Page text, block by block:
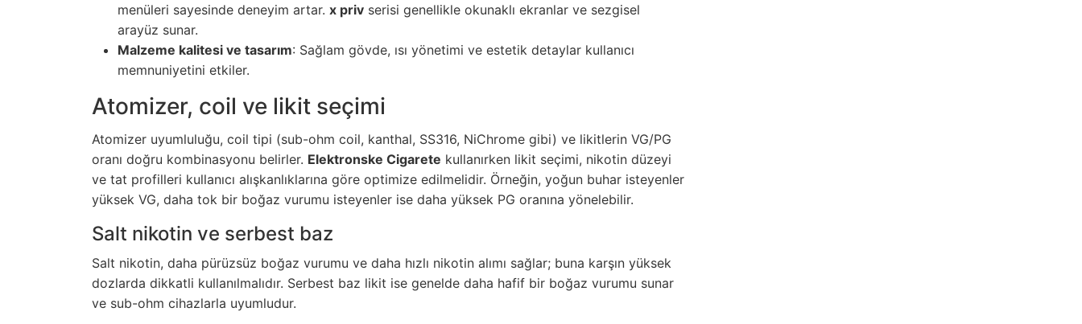
menüleri sayesinde deneyim artar. x priv serisi genellikle okunaklı ekranlar ve sezgisel
arayüz sunar.
Malzeme kalitesi ve tasarım: Sağlam gövde, ısı yönetimi ve estetik detaylar kullanıcı
memnuniyetini etkiler.
Atomizer, coil ve likit seçimi
Atomizer uyumluluğu, coil tipi (sub-ohm coil, kanthal, SS316, NiChrome gibi) ve likitlerin VG/PG
oranı doğru kombinasyonu belirler. Elektronske Cigarete kullanırken likit seçimi, nikotin düzeyi
ve tat profilleri kullanıcı alışkanlıklarına göre optimize edilmelidir. Örneğin, yoğun buhar isteyenler
yüksek VG, daha tok bir boğaz vurumu isteyenler ise daha yüksek PG oranına yönelebilir.
Salt nikotin ve serbest baz
Salt nikotin, daha pürüzsüz boğaz vurumu ve daha hızlı nikotin alımı sağlar; buna karşın yüksek
dozlarda dikkatli kullanılmalıdır. Serbest baz likit ise genelde daha hafif bir boğaz vurumu sunar
ve sub-ohm cihazlarla uyumludur.